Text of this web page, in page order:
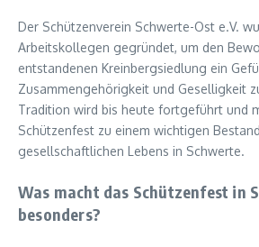
Der Schützenverein Schwerte-Ost e.V.
Arbeitskollegen gegründet, um den
entstandenen Kreinbergsiedlung ein
Zusammengehörigkeit und Geselligkeit
Tradition wird bis heute fortgeführt und
Schützenfest zu einem wichtigen
gesellschaftlichen Lebens in Schwerte.
Was macht das Schützenfest in
besonders?